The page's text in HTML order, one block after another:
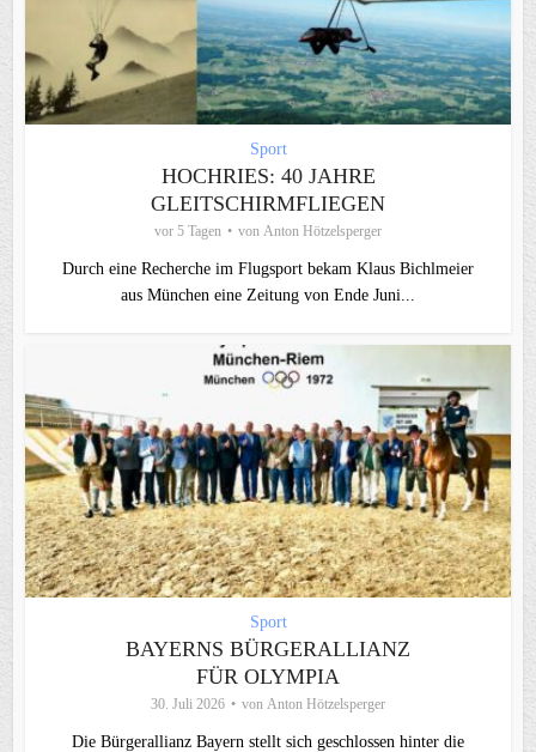
Sport
HOCHRIES: 40 JAHRE
GLEITSCHIRMFLIEGEN
vor 5 Tagen von Anton Hötzelsperger
Durch eine Recherche im Flugsport bekam Klaus Bichlmeier
aus München eine Zeitung von Ende Juni...
Sport
BAYERNS BÜRGERALLIANZ
FÜR OLYMPIA
30. Juli 2026 von Anton Hötzelsperger
Die Bürgerallianz Bayern stellt sich geschlossen hinter die